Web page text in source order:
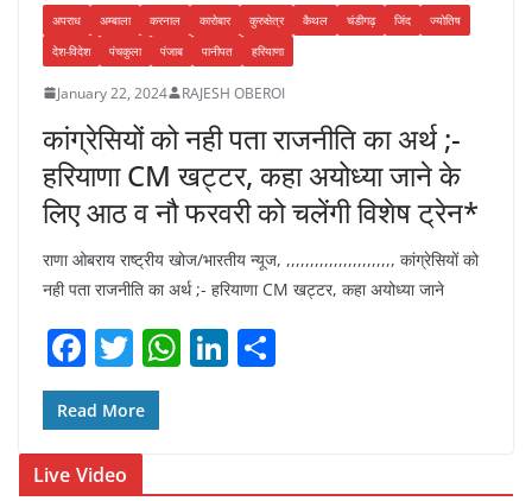
अपराध अम्बाला करनाल कारोबार कुरुक्षेत्र कैथल चंडीगढ़ जिंद
ज्योतिष
देश-विदेश
पंचकुला पंजाब पानीपत हरियाणा
January 22, 2024 RAJESH OBEROI
कांग्रेसियों को नही पता राजनीति का अर्थ ;-
हरियाणा CM खट्टर, कहा अयोध्या जाने के
लिए आठ व नौ फरवरी को चलेंगी विशेष ट्रेन*
राणा ओबराय राष्ट्रीय खोज/भारतीय न्यूज, ,,,,,,,,,,,,,,,,,,,,,,, कांग्रेसियों को
नही पता राजनीति का अर्थ ;- हरियाणा CM खट्टर, कहा अयोध्या जाने
F
a
c
e
T
w
itt
er
W Li
Read More
Live Video